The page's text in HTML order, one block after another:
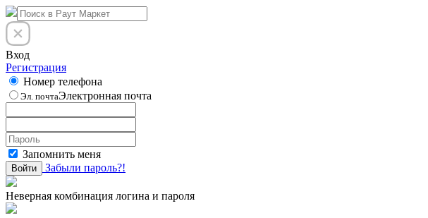
Вход
Регистрация
Номер телефона
Эл. почтаЭлектронная почта
Запомнить меня
Войти Забыли пароль?!
Неверная комбинация логина и пароля